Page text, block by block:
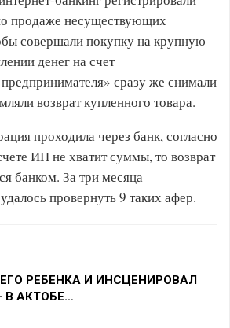
продаже несуществующих
совершали покупку на крупную
денег на счет
сразу же снимали
возврат купленного товара.
проходила через банк, согласно
ИП не хватит суммы, то возврат
банком. За три месяца
провернуть 9 таких афер.
РЕБЕНКА И ИНСЦЕНИРОВАЛ
В АКТОБЕ…